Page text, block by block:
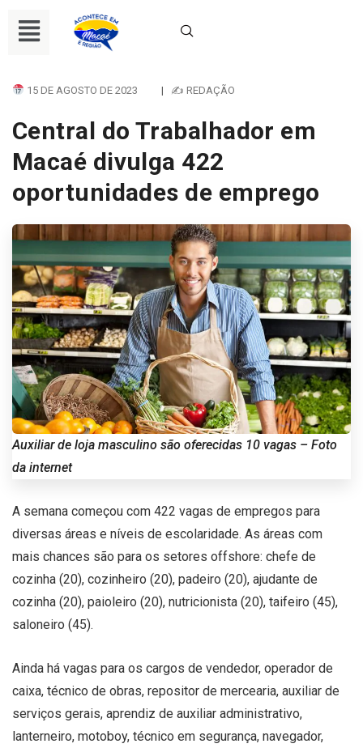
15 DE AGOSTO DE 2023 | ✍ REDAÇÃO
Central do Trabalhador em
Macaé divulga 422
oportunidades de emprego
Auxiliar de loja masculino são oferecidas 10 vagas – Foto
da internet
A semana começou com 422 vagas de empregos para
diversas áreas e níveis de escolaridade. As áreas com
mais chances são para os setores offshore: chefe de
cozinha (20), cozinheiro (20), padeiro (20), ajudante de
cozinha (20), paioleiro (20), nutricionista (20), taifeiro (45),
saloneiro (45).
Ainda há vagas para os cargos de vendedor, operador de
caixa, técnico de obras, repositor de mercearia, auxiliar de
serviços gerais, aprendiz de auxiliar administrativo,
lanterneiro, motoboy, técnico em segurança, navegador,